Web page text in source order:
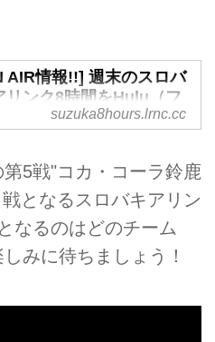
AIR情報!!] 週末のスロバ
リンク8時間をHulu（フ
ー）で視聴しましょう!!
2019年シーズンのFIM
（世界耐久選手権）第3戦、
キアリンク8時間は今週末
11日（土）に決勝が行われ
"コカ・コーラ鈴鹿8耐"を
ズン全5戦をHulu（フール
suzuka8hours.lrnc.cc
5戦"コカ・コーラ鈴鹿
となるスロバキアリン
なるのはどのチーム
みに待ちましょう！